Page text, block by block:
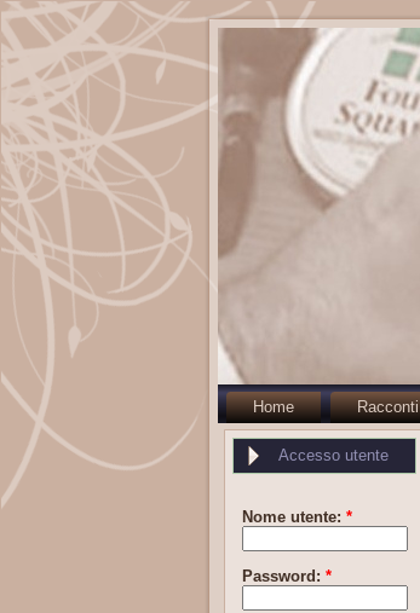
Home Racconti
Accesso utente
Nome utente: *
Password: *